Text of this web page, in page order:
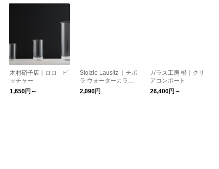
木村硝子店｜ロロ ピ
ッチャー
1,650円～
Stolzle Lausitz ｜チポ
ラ ウォーターカラフ
ェ
2,090円
ガラス工房 橙｜クリ
アコンポート
26,400円～